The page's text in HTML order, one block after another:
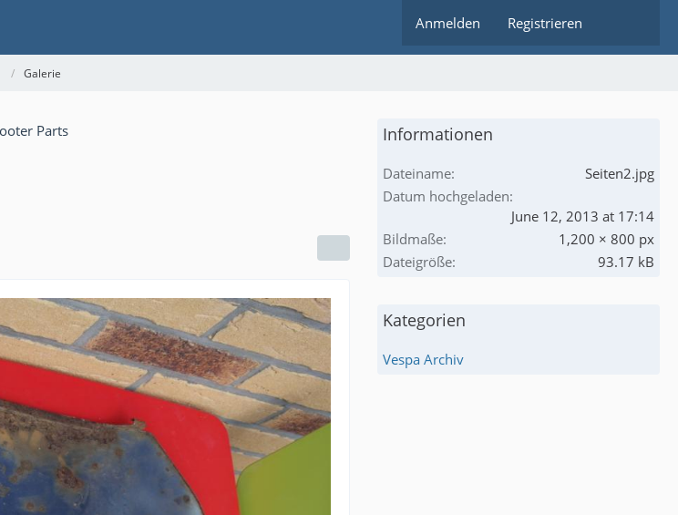
Anmelden Registrieren
Galerie
Informationen
Dateiname
Seiten2.jpg
Datum hochgeladen
June 12, 2013 at 17:14
Bildmaße
1,200 × 800 px
Dateigröße
93.17 kB
Kategorien
Vespa Archiv